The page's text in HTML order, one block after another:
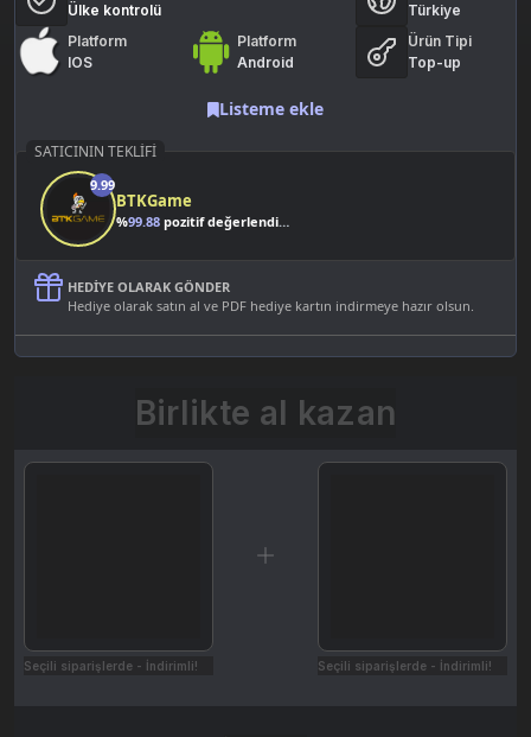
Ülke kontrolü
Türkiye
Platform
IOS
Platform
Android
Ürün Tipi
Top-up
Listeme ekle
SATICININ TEKLIFI
9.99
BTKGame
%99.88 pozitif değerlendirme
HEDIYE OLARAK GÖNDER
Hediye olarak satın al ve PDF hediye kartın indirmeye hazır olsun.
Birlikte al kazan
Seçili siparişlerde - İndirimli! Seçili siparişlerde - İndirimli!